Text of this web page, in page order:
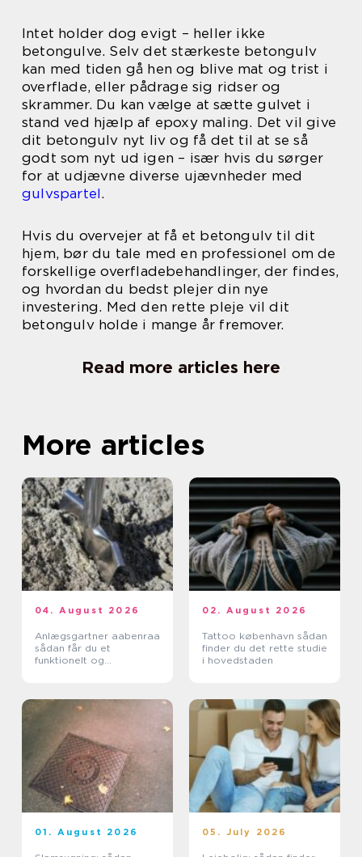
Intet holder dog evigt – heller ikke
betongulve. Selv det stærkeste betongulv
kan med tiden gå hen og blive mat og trist i
overflade, eller pådrage sig ridser og
skrammer. Du kan vælge at sætte gulvet i
stand ved hjælp af epoxy maling. Det vil give
dit betongulv nyt liv og få det til at se så
godt som nyt ud igen – især hvis du sørger
for at udjævne diverse ujævnheder med
gulvspartel.
Hvis du overvejer at få et betongulv til dit
hjem, bør du tale med en professionel om de
forskellige overfladebehandlinger, der findes,
og hvordan du bedst plejer din nye
investering. Med den rette pleje vil dit
betongulv holde i mange år fremover.
Read more articles here
More articles
04. August 2026
Anlægsgartner aabenraa
sådan får du et
funktionelt og
02. August 2026
Tattoo københavn sådan
finder du det rette studie
i hovedstaden
01. August 2026 05. July 2026